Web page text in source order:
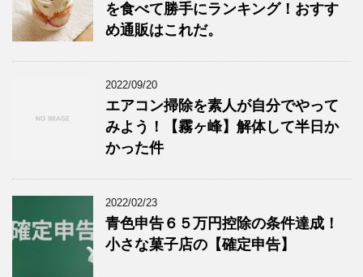
を食べて勝手にランキング！おすす
め通販はこれだ。
2022/09/20
エアコン掃除を素人が自分でやって
みよう！【霧ヶ峰】解体して半日か
かった件
2022/02/23
青色申告６５万円控除の条件達成！
小さな菓子店の【確定申告】